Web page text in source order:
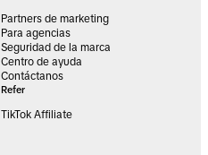
Partners de marketing
Para agencias
Seguridad de la marca
Centro de ayuda
Contáctanos
Refer
TikTok Affiliate